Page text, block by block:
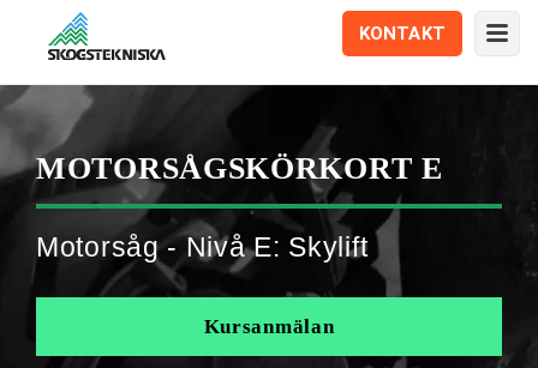
KONTAKT
MOTORSÅGS­KÖRKORT E
Motorsåg - Nivå E: Skylift
Kursanmälan